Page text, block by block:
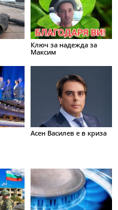
Ключ за надежда за
Максим
Асен Василев е в криза